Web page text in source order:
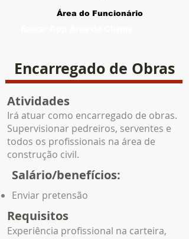
Área do Funcionário
Encarregado de Obras
Atividades
Irá atuar como encarregado de obras.
Supervisionar pedreiros, serventes e
todos os profissionais na área de
construção civil.
Salário/benefícios:
Enviar pretensão
Requisitos
Experiência profissional na carteira,